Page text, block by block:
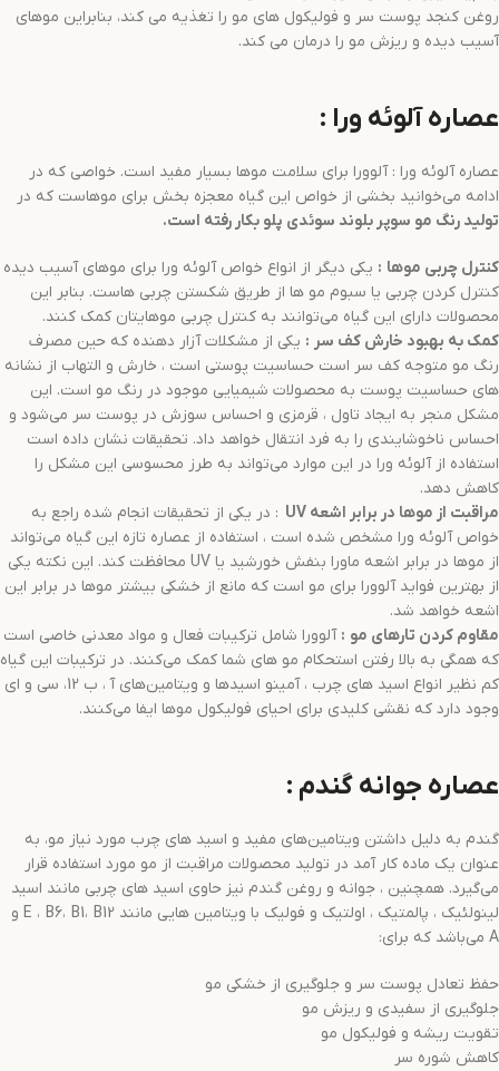
روغن کنجد پوست سر و فولیکول های مو را تغذیه می کند، بنابراین موهای
آسیب دیده و ریزش مو را درمان می کند.
عصاره آلوئه ورا :
عصاره آلوئه ورا : آلوورا برای سلامت موها بسیار مفید است. خواصی که در
ادامه می‌خوانید بخشی از خواص این گیاه معجزه بخش برای موهاست که در
تولید رنگ مو سوپر بلوند سوئدی پلو بکار رفته است.
کنترل چربی موها : یکی دیگر از انواع خواص آلوئه ورا برای موهای آسیب دیده
کنترل کردن چربی یا سبوم مو ها از طریق شکستن چربی هاست. بنابر این
محصولات دارای این گیاه می‌توانند به کنترل چربی موهایتان کمک کنند.
کمک به بهبود خارش کف سر : یکی از مشکلات آزار دهنده که حین مصرف
رنگ مو متوجه کف سر است حساسیت پوستی است ، خارش و التهاب از نشانه
های حساسیت پوست به محصولات شیمیایی موجود در رنگ مو است. این
مشکل منجر به ایجاد تاول ، قرمزی و احساس سوزش در پوست سر می‌شود و
احساس ناخوشایندی را به فرد انتقال خواهد داد. تحقیقات نشان داده است
استفاده از آلوئه ورا در این موارد می‌تواند به طرز محسوسی این مشکل را
کاهش دهد.
مراقبت از موها در برابر اشعه UV : در یکی از تحقیقات انجام شده راجع به
خواص آلوئه ورا مشخص شده است ، استفاده از عصاره تازه این گیاه می‌تواند
از موها در برابر اشعه ماورا بنفش خورشید یا UV محافظت کند. این نکته یکی
از بهترین فواید آلوورا برای مو است که مانع از خشکی بیشتر موها در برابر این
اشعه خواهد شد.
مقاوم کردن تارهای مو : آلوورا شامل ترکیبات فعال و مواد معدنی خاصی است
که همگی به بالا رفتن استحکام مو های شما کمک می‌کنند. در ترکیبات این گیاه
کم نظیر انواع اسید های چرب ، آمینو اسیدها و ویتامین‌های آ ، ب 12، سی و ای
وجود دارد که نقشی کلیدی برای احیای فولیکول موها ایفا می‌کنند.
عصاره جوانه گندم :
گندم به دلیل داشتن ویتامین‌های مفید و اسید های چرب مورد نیاز مو، به
عنوان یک ماده کار آمد در تولید محصولات مراقبت از مو مورد استفاده قرار
می‌گیرد. همچنین ، جوانه و روغن گندم نیز حاوی اسید های چربی مانند اسید
لینولئیک ، پالمتیک ، اولتیک و فولیک با ویتامین هایی مانند E ، B6، B1، B12 و
A می‌باشد که برای:
حفظ تعادل پوست سر و جلوگیری از خشکی مو
جلوگیری از سفیدی و ریزش مو
تقویت ریشه و فولیکول مو
کاهش شوره سر